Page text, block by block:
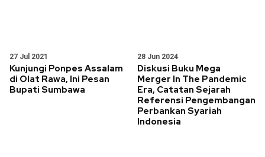
27 Jul 2021
Kunjungi Ponpes Assalam
di Olat Rawa, Ini Pesan
Bupati Sumbawa
28 Jun 2024
Diskusi Buku Mega
Merger In The Pandemic
Era, Catatan Sejarah
Referensi Pengembangan
Perbankan Syariah
Indonesia